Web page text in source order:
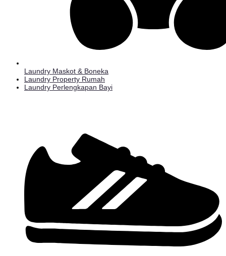
Laundry Maskot & Boneka
Laundry Property Rumah
Laundry Perlengkapan Bayi